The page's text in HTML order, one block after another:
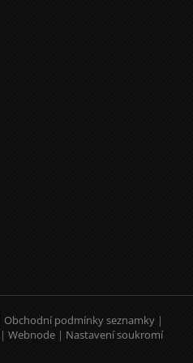
Obchodní podmínky seznamky |
| Webnode | Nastavení soukromí